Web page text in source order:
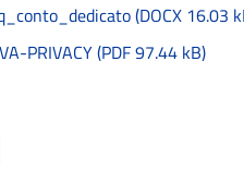
(DOCX 16.03
PRIVACY (PDF 97.44 kB)